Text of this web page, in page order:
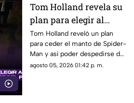
Tom Holland revela su
plan para elegir al
próximo Spider-Man
en Marvel y despedirse
del personaje
Tom Holland reveló un plan
para ceder el manto de Spider-
Man y así poder despedirse del
personaje. Aquí te
agosto 05, 2026 01:42 p. m.